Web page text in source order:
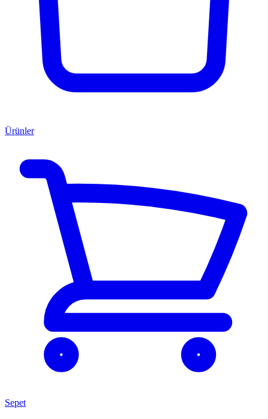
Ürünler
Sepet